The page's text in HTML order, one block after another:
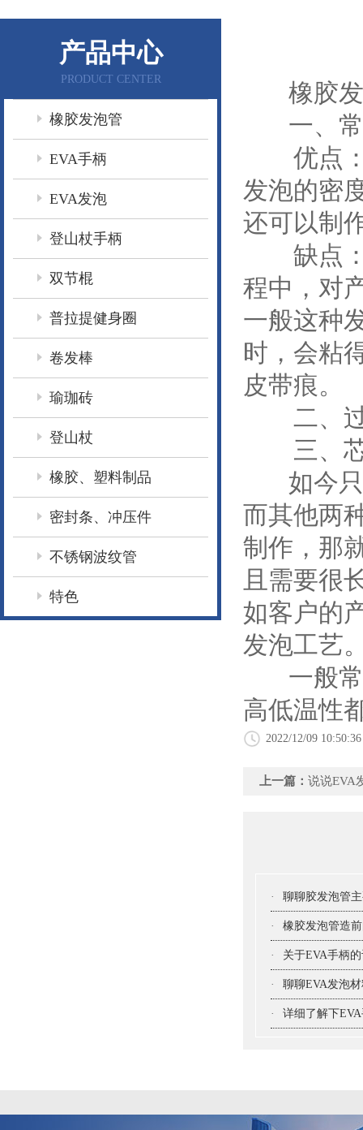
产品中心
PRODUCT CENTER
橡胶发泡管
EVA手柄
EVA发泡
登山杖手柄
双节棍
普拉提健身圈
卷发棒
瑜珈砖
登山杖
橡胶、塑料制品
密封条、冲压件
不锈钢波纹管
特色
橡胶发
一、常
优点：
发泡的密
还可以制
缺点：
程中，对
一般这种
时，会粘
皮带痕。
二、过
三、芯
如今只
而其他两
制作，那
且需要很
如客户的
发泡工艺
一般常
高低温性
2022/12/09 10:50:36
上一篇： 说说EVA
· 聊聊胶发泡管
· 橡胶发泡管造
· 关于EVA手柄
· 聊聊EVA发泡
· 详细了解下